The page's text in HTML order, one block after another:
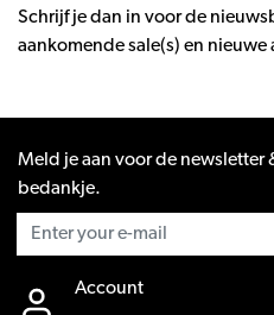
Schrijf je dan in voor de
aankomende sale(s) en nieuwe
Meld je aan voor de newsletter
bedankje.
Account